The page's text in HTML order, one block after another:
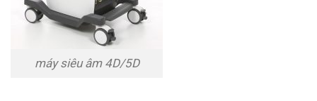
máy siêu âm 4D/5D